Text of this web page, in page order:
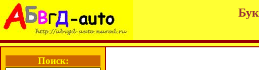
Поиск: